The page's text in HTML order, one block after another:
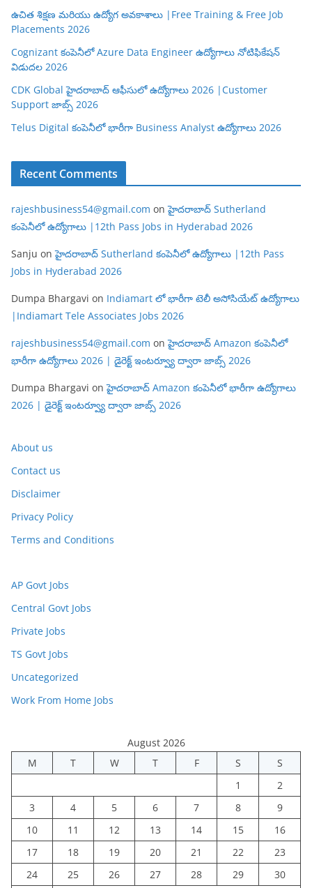
ఉచిత శిక్షణ మరియు ఉద్యోగ అవకాశాలు |Free Training & Free Job
Placements 2026
Cognizant కంపెనీలో Azure Data Engineer ఉద్యోగాలు నోటిఫికేషన్
విడుదల 2026
CDK Global హైదరాబాద్ ఆఫీసులో ఉద్యోగాలు 2026 |Customer
Support జాబ్స్ 2026
Telus Digital కంపెనీలో భారీగా Business Analyst ఉద్యోగాలు 2026
Recent Comments
rajeshbusiness54@gmail.com onహైదరాబాద్ Sutherland
కంపెనీలో ఉద్యోగాలు |12th Pass Jobs in Hyderabad 2026
Sanju onహైదరాబాద్ Sutherland కంపెనీలో ఉద్యోగాలు |12th Pass
Jobs in Hyderabad 2026
Dumpa Bhargavi on Indiamart లో భారీగా టెలీ అసోసియేట్ ఉద్యోగాలు
|Indiamart Tele Associates Jobs 2026
rajeshbusiness54@gmail.com onహైదరాబాద్ Amazon కంపెనీలో
భారీగా ఉద్యోగాలు 2026 | డైరెక్ట్ ఇంటర్వ్యూ ద్వారా జాబ్స్ 2026
Dumpa Bhargavi onహైదరాబాద్ Amazon కంపెనీలో భారీగా ఉద్యోగాలు
2026 | డైరెక్ట్ ఇంటర్వ్యూ ద్వారా జాబ్స్ 2026
About us
Contact us
Disclaimer
Privacy Policy
Terms and Conditions
AP Govt Jobs
Central Govt Jobs
Private Jobs
TS Govt Jobs
Uncategorized
Work From Home Jobs
August 2026
M
T W T F S
S
1
2
3
4 5 6 7 8
9
10
11 12 13 14 15
16
17
18 19 20 21 22
23
24
25 26 27 28 29 30